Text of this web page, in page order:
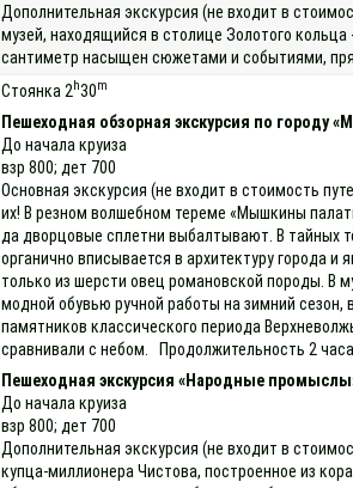
Дополнительная экскурсия (не входит в
музей, находящийся в столице Золотого
сантиметр насыщен сюжетами и событиями,
Стоянка 2 h30m
Пешеходная обзорная экскурсия по городу
До начала круиза
взр 800; дет 700
Основная экскурсия (не входит в стоимость
их! В резном волшебном тереме «Мышкины
да дворцовые сплетни выбалтывают. В тайных
органично вписывается в архитектуру города
только из шерсти овец романовской породы. В
модной обувью ручной работы на зимний
памятников классического периода
сравнивали с небом. Продолжительность 2
Пешеходная экскурсия «Народные
До начала круиза
взр 800; дет 700
Дополнительная экскурсия (не входит в
купца-миллионера Чистова, построенное из